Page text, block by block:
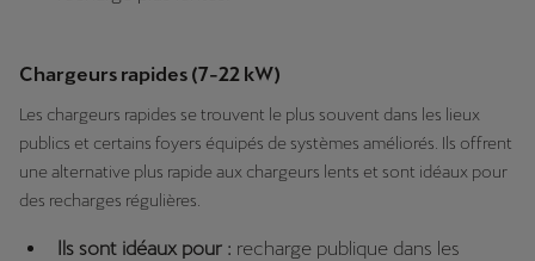
Chargeurs rapides (7-22 kW)
Les chargeurs rapides se trouvent le plus souvent dans les lieux
publics et certains foyers équipés de systèmes améliorés. Ils offrent
une alternative plus rapide aux chargeurs lents et sont idéaux pour
des recharges régulières.
Ils sont idéaux pour : recharge publique dans les